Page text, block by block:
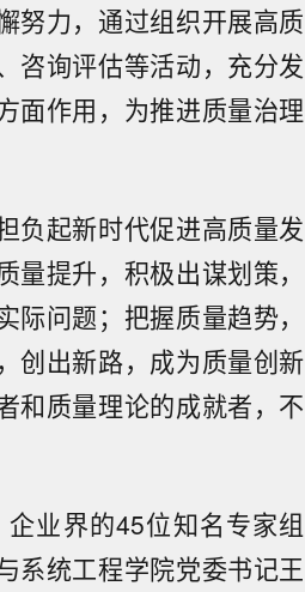
努力，通过组织开展高质
咨询评估等活动，充分发
面作用，为推进质量治理
负起新时代促进高质量发
提升，积极出谋划策，
问题；把握质量趋势，
创出新路，成为质量创新
和质量理论的成就者，不
业界的45位知名专家组
系统工程学院党委书记王